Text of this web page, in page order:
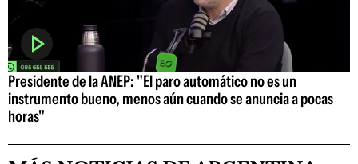
Presidente de la ANEP: "El paro automático no es un
instrumento bueno, menos aún cuando se anuncia a pocas
horas"